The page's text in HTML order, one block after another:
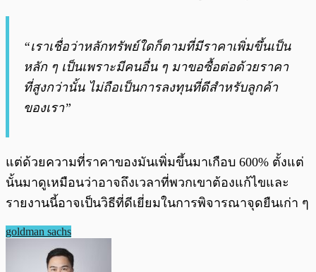
“เราเชื่อว่าหลักทรัพย์ใดก็ตามที่มีราคาเพิ่มขึ้นเป็น
หลัก ๆ เป็นเพราะมีคนอื่น ๆ มาขอซื้อต่อด้วยราคา
ที่สูงกว่านั้น ไม่ถือเป็นการลงทุนที่ดีสำหรับลูกค้า
ของเรา”
แต่ด้วยความที่ราคาของมันเพิ่มขึ้นมาเกือบ 600% ตั้งแต่
นั้นมาดูเหมือนว่าอาจถึงเวลาที่พวกเขาต้องแก้ไขและ
รายงานนี้อาจเป็นวิธีที่ดีเยี่ยมในการพิจารณาจุดยืนเก่า ๆ
goldman sachs